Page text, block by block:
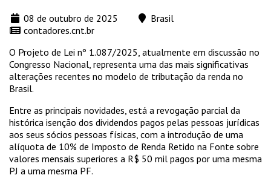
08 de outubro de 2025
Brasil
contadores.cnt.br
O Projeto de Lei nº 1.087/2025, atualmente em discussão no
Congresso Nacional, representa uma das mais significativas
alterações recentes no modelo de tributação da renda no
Brasil.
Entre as principais novidades, está a revogação parcial da
histórica isenção dos dividendos pagos pelas pessoas jurídicas
aos seus sócios pessoas físicas, com a introdução de uma
alíquota de 10% de Imposto de Renda Retido na Fonte sobre
valores mensais superiores a R$ 50 mil pagos por uma mesma
PJ a uma mesma PF.